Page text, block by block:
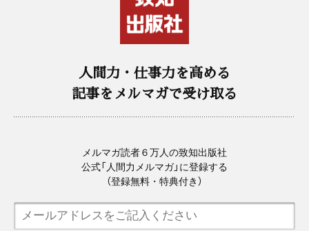
人間力・仕事力を高める
記事をメルマガで受け取る
メルマガ読者６万人の致知出版社
公式「人間力メルマガ」に登録する
（登録無料・特典付き）